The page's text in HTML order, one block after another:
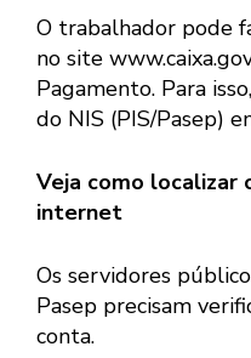
O trabalhador pode
no site
Pagamento. Para
do NIS (PIS/Pasep)
Veja como localizar
internet
Os servidores
Pasep precisam
conta.